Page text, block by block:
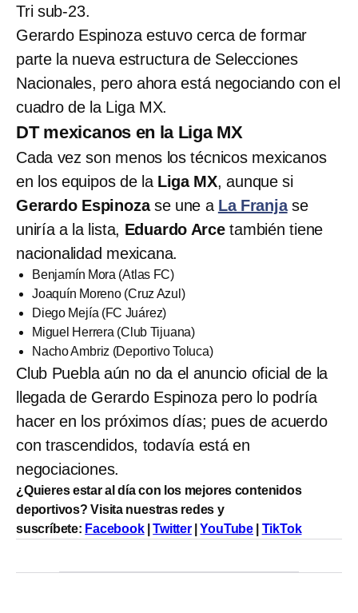
Tri sub-23.
Gerardo Espinoza estuvo cerca de formar
parte la nueva estructura de Selecciones
Nacionales, pero ahora está negociando con el
cuadro de la Liga MX.
DT mexicanos en la Liga MX
Cada vez son menos los técnicos mexicanos
en los equipos de la Liga MX, aunque si
Gerardo Espinozase une a La Franja se
uniría a la lista, Eduardo Arcetambién tiene
nacionalidad mexicana.
Benjamín Mora (Atlas FC)
Joaquín Moreno (Cruz Azul)
Diego Mejía (FC Juárez)
Miguel Herrera (Club Tijuana)
Nacho Ambriz (Deportivo Toluca)
Club Puebla aún no da el anuncio oficial de la
llegada de Gerardo Espinoza pero lo podría
hacer en los próximos días; pues de acuerdo
con trascendidos, todavía está en
negociaciones.
¿Quieres estar al día con los mejores contenidos
deportivos? Visita nuestras redes y
suscríbete: Facebook|Twitter|YouTube TikTok